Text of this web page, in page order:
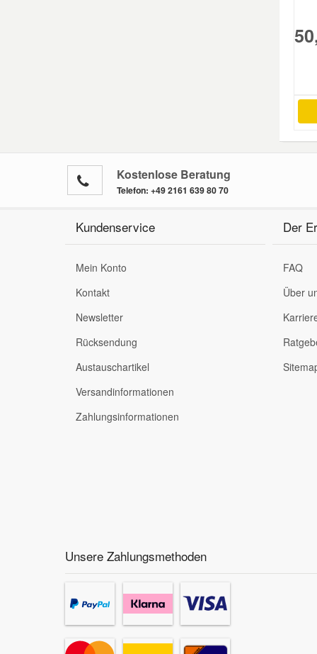
Kostenlose Beratung
Telefon: +49 2161 639 80 70
Kundenservice
Mein Konto
Kontakt
Newsletter
Rücksendung
Austauschartikel
Versandinformationen
Zahlungsinformationen
Der
FAQ
Über
Unsere Zahlungsmethoden